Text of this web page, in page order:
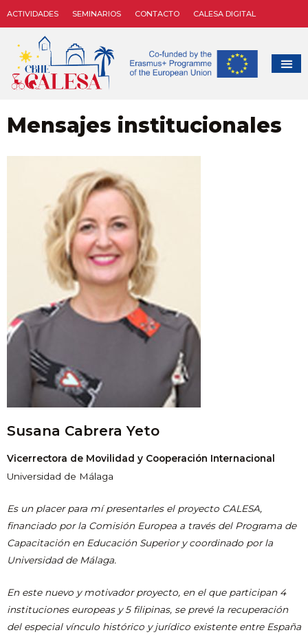
ACTIVIDADES SEMINARIOS CONTACTO CALESA DIGITAL
Mensajes institucionales
Susana Cabrera Yeto
Vicerrectora de Movilidad y Cooperación Internacional
Universidad de Málaga
Es un placer para mí presentarles el proyecto CALESA,
financiado por la Comisión Europea a través del Programa de
Capacitación en Educación Superior y coordinado por la
Universidad de Málaga.
En este nuevo y motivador proyecto, en el que participan 4
instituciones europeas y 5 filipinas, se prevé la recuperación
del especial vínculo histórico y jurídico existente entre España